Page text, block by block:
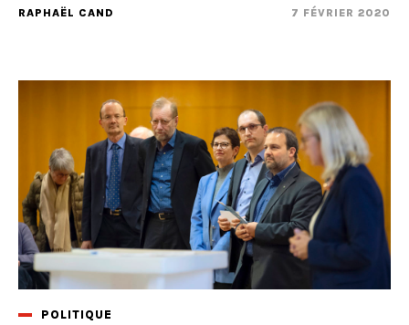
RAPHAËL CAND 7 FÉVRIER 2020
POLITIQUE